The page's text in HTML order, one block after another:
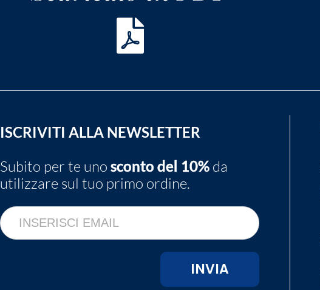
ISCRIVITI ALLA NEWSLETTER
Subito per te uno sconto del 10%da
utilizzare sul tuo primo ordine.